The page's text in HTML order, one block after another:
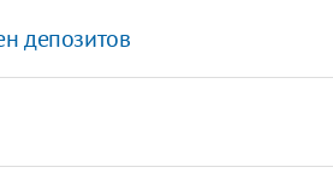
депозитов